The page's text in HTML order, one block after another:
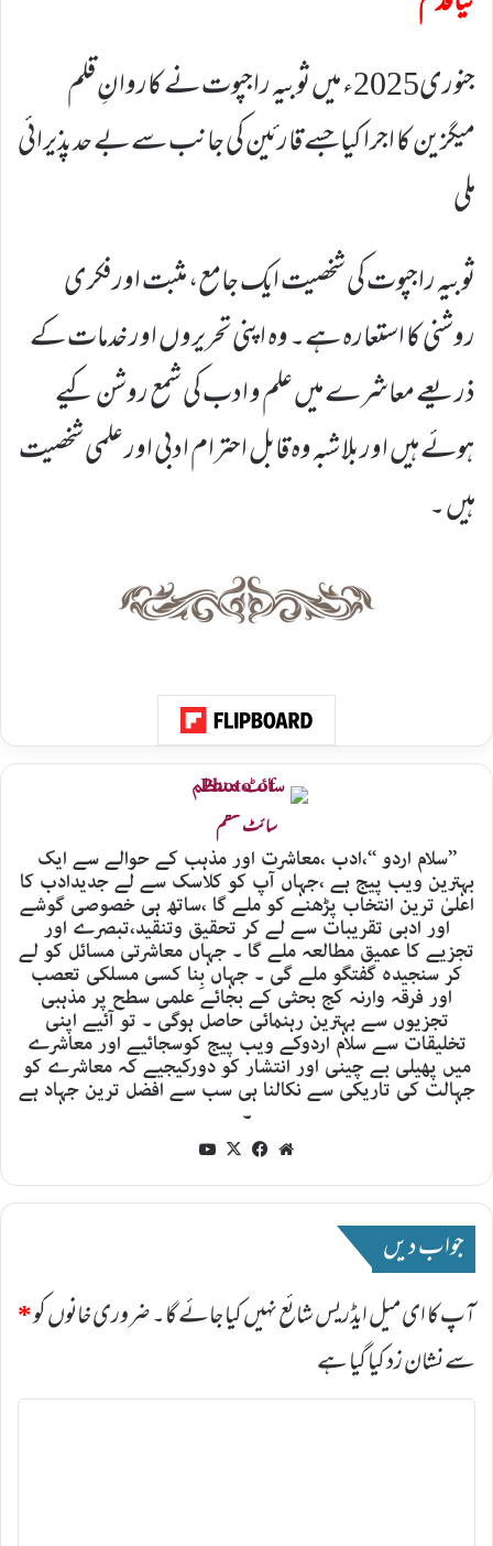
جنوری2025ء میں ثوبیہ راجپوت نے کاروانِ قلم
میگزین کا اجرا کیا جسے قارئین کی جانب سے بے حد پذیرائی
ملی
ثوبیہ راجپوت کی شخصیت ایک جامع، مثبت اور فکری
روشنی کا استعارہ ہے۔ وہ اپنی تحریروں اور خدمات کے
ذریعے معاشرے میں علم و ادب کی شمع روشن کیے
ہوئے ہیں اور بلا شبہ وہ قابل احترام ادبی اور علمی شخصیت
ہیں ۔
سائٹ منتظم
’’سلام اردو ‘‘،ادب ،معاشرت اور مذہب کے حوالے سے ایک
بہترین ویب پیج ہے ،جہاں آپ کو کلاسک سے لے جدیدادب کا
اعلیٰ ترین انتخاب پڑھنے کو ملے گا ،ساتھ ہی خصوصی گوشے
اور ادبی تقریبات سے لے کر تحقیق وتنقید،تبصرے اور
تجزیے کا عمیق مطالعہ ملے گا ۔ جہاں معاشرتی مسائل کو لے
کر سنجیدہ گفتگو ملے گی ۔ جہاں بِنا کسی مسلکی تعصب
اور فرقہ وارنہ کج بحثی کے بجائے علمی سطح پر مذہبی
تجزیوں سے بہترین رہنمائی حاصل ہوگی ۔ تو آئیے اپنی
تخلیقات سے سلام اردوکے ویب پیج کوسجائیے اور معاشرے
میں پھیلی بے چینی اور انتشار کو دورکیجیے کہ معاشرے کو
جہالت کی تاریکی سے نکالنا ہی سب سے افضل ترین جہاد ہے
۔
Website
Facebook
X
جواب دیں
آپ کا ای میل ایڈریس شائع نہیں کیا جائے گا۔ضروری خانوں کو*
سے نشان زد کیا گیا ہے
ت